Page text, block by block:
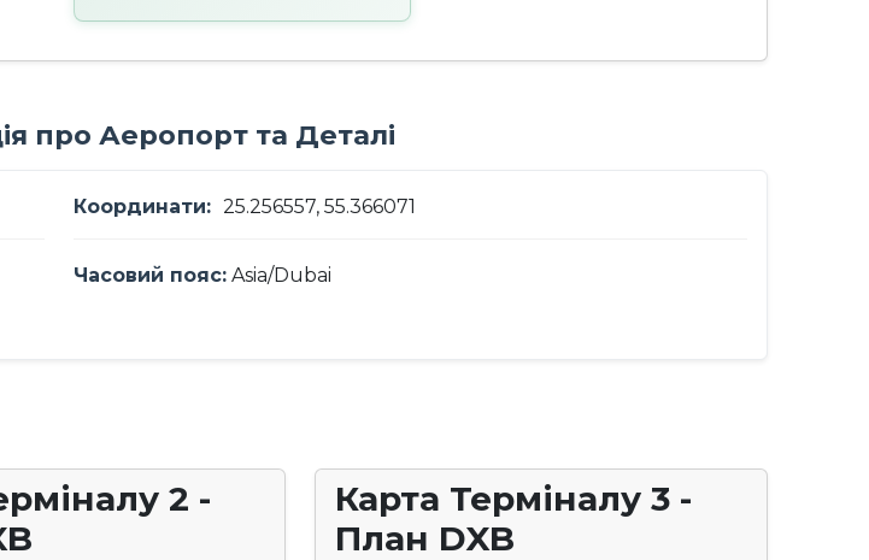
про Аеропорт та Деталі
Координати: 25.256557, 55.366071
Часовий пояс: Asia/Dubai
2 -
Карта Терміналу 3 -
План DXB